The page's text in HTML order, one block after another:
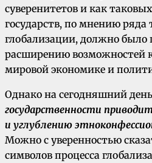
суверенитетов и как
государств, по мнению ряда
глобализации, должно было
расширению возможностей
мировой экономике и
Однако на сегодняшний день
государственности
и углублению
Можно с уверенностью
символов процесса